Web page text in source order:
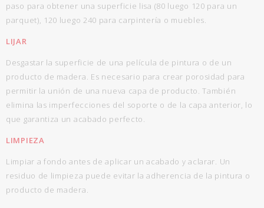
paso para obtener una superficie lisa (80 luego 120 para un
parquet), 120 luego 240 para carpintería o muebles.
LIJAR
Desgastar la superficie de una película de pintura o de un
producto de madera. Es necesario para crear porosidad para
permitir la unión de una nueva capa de producto. También
elimina las imperfecciones del soporte o de la capa anterior, lo
que garantiza un acabado perfecto.
LIMPIEZA
Limpiar a fondo antes de aplicar un acabado y aclarar. Un
residuo de limpieza puede evitar la adherencia de la pintura o
producto de madera.